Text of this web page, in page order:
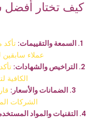
كيف تختار أفضل
1. السمعة والتقييمات:
عملاء سابقين
2. التراخيص والشهادات:
الكافية
3. الضمانات والأسعار:
الشركات
4. التقنيات والمواد المستخدمة: